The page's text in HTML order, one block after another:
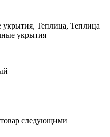
Теплица, Теплица
укрытия
следующими